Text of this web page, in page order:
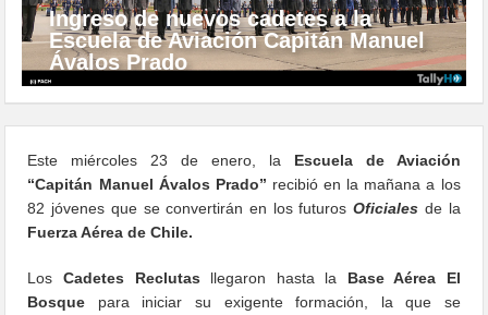
Ingreso de nuevos cadetes a la
Escuela de Aviación Capitán Manuel
Ávalos Prado
Este miércoles 23 de enero, la Escuela de Aviación
“Capitán Manuel Ávalos Prado” recibió en la mañana a los
82 jóvenes que se convertirán en los futurosOficiales de la
Fuerza Aérea de Chile.
Los Cadetes Reclutas llegaron hasta la Base Aérea El
Bosque para iniciar su exigente formación, la que se